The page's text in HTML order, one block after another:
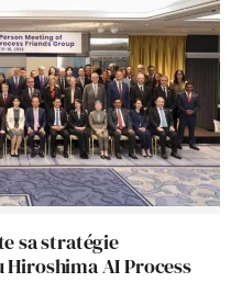
sa stratégie
AI Process